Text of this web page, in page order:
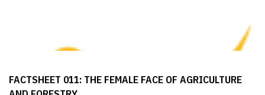
FACTSHEET 011: THE FEMALE FACE OF AGRICULTURE